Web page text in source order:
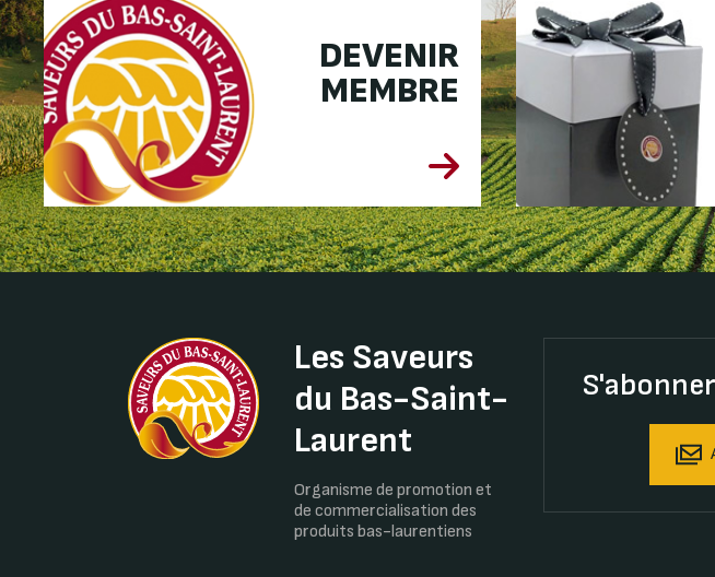
DEVENIR
MEMBRE
Les Saveurs
du Bas-Saint-
Laurent
Organisme de promotion et
de commercialisation des
produits bas-laurentiens